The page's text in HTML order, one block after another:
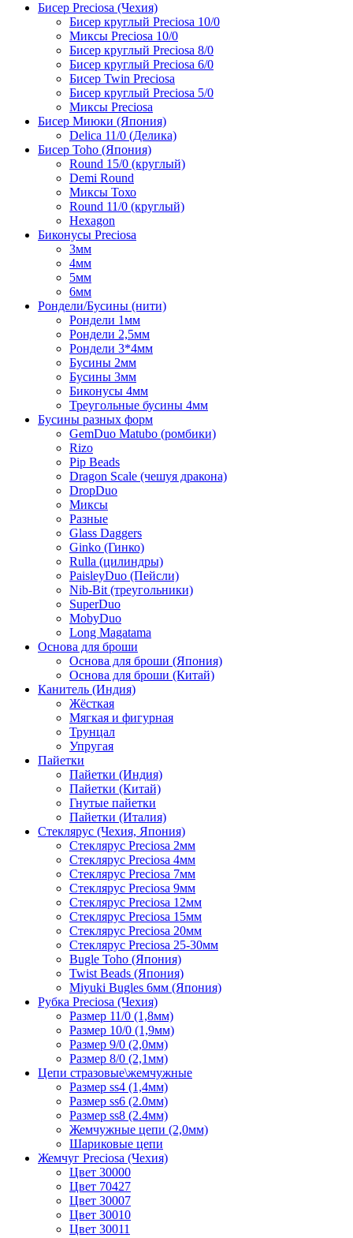
Бисер Preciosa (Чехия)
Бисер круглый Preciosa 10/0
Миксы Preciosa 10/0
Бисер круглый Preciosa 8/0
Бисер круглый Preciosa 6/0
Бисер Twin Preciosa
Бисер круглый Preciosa 5/0
Миксы Preciosa
Бисер Миюки (Япония)
Delica 11/0 (Делика)
Бисер Toho (Япония)
Round 15/0 (круглый)
Demi Round
Миксы Тохо
Round 11/0 (круглый)
Hexagon
Биконусы Preciosa
3мм
4мм
5мм
6мм
Рондели/Бусины (нити)
Рондели 1мм
Рондели 2,5мм
Рондели 3*4мм
Бусины 2мм
Бусины 3мм
Биконусы 4мм
Треугольные бусины 4мм
Бусины разных форм
GemDuo Matubo (ромбики)
Rizo
Pip Beads
Dragon Scale (чешуя дракона)
DropDuo
Миксы
Разные
Glass Daggers
Ginko (Гинко)
Rulla (цилиндры)
PaisleyDuo (Пейсли)
Nib-Bit (треугольники)
SuperDuo
MobyDuo
Long Magatama
Основа для броши
Основа для броши (Япония)
Основа для броши (Китай)
Канитель (Индия)
Жёсткая
Мягкая и фигурная
Трунцал
Упругая
Пайетки
Пайетки (Индия)
Пайетки (Китай)
Гнутые пайетки
Пайетки (Италия)
Стеклярус (Чехия, Япония)
Стеклярус Preciosa 2мм
Стеклярус Preciosa 4мм
Стеклярус Preciosa 7мм
Стеклярус Preciosa 9мм
Стеклярус Preciosa 12мм
Стеклярус Preciosa 15мм
Стеклярус Preciosa 20мм
Стеклярус Preciosa 25-30мм
Bugle Toho (Япония)
Twist Beads (Япония)
Miyuki Bugles 6мм (Япония)
Рубка Preciosa (Чехия)
Размер 11/0 (1,8мм)
Размер 10/0 (1,9мм)
Размер 9/0 (2,0мм)
Размер 8/0 (2,1мм)
Цепи стразовые\жемчужные
Размер ss4 (1,4мм)
Размер ss6 (2.0мм)
Размер ss8 (2.4мм)
Жемчужные цепи (2,0мм)
Шариковые цепи
Жемчуг Preciosa (Чехия)
Цвет 30000
Цвет 70427
Цвет 30007
Цвет 30010
Цвет 30011